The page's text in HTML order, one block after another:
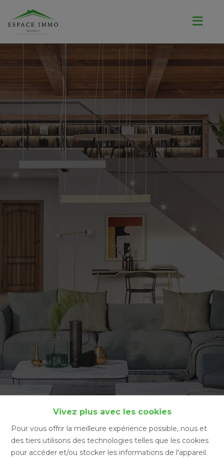
Vivez plus avec les cookies
Pour vous offrir la meilleure expérience possible, nous et
des tiers utilisons des technologies telles que les cookies
pour accéder et/ou stocker les informations de l'appareil.
Accueil
Accueil